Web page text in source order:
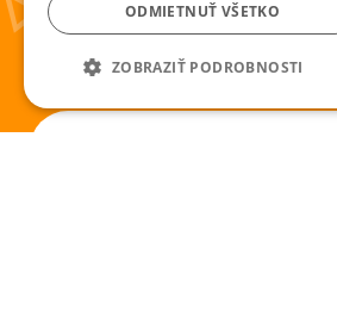
ODMIETNUŤ VŠETKO
ZOBRAZIŤ PODROBNOSTI